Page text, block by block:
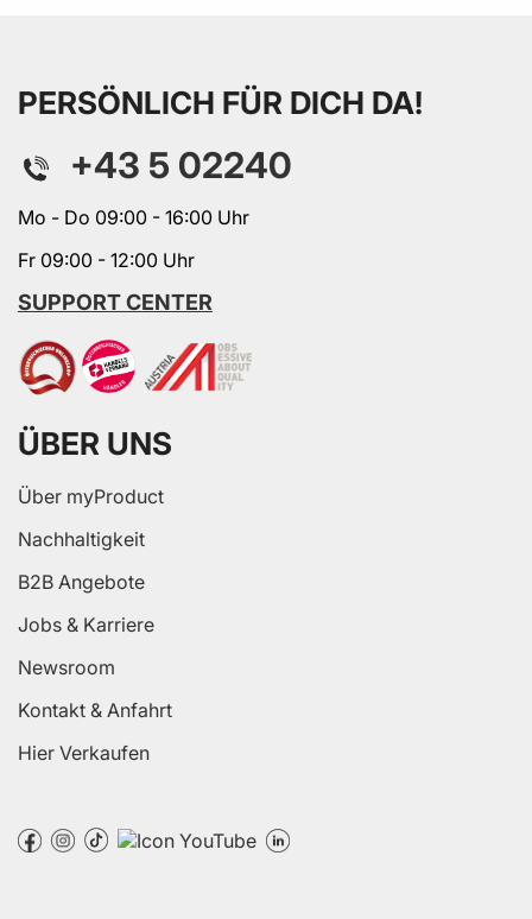
PERSÖNLICH FÜR DICH DA!
+43 5 02240
Mo - Do 09:00 - 16:00 Uhr
Fr 09:00 - 12:00 Uhr
SUPPORT CENTER
ÜBER UNS
Über myProduct
Nachhaltigkeit
B2B Angebote
Jobs & Karriere
Newsroom
Kontakt & Anfahrt
Hier Verkaufen